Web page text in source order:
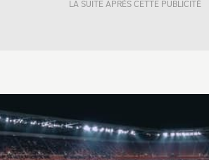
LA SUITE APRÈS CETTE PUBLICITÉ